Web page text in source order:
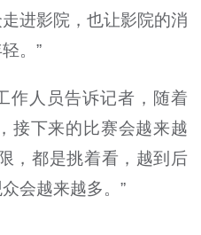
进影院，也让影院的消
。”
作人员告诉记者，随着
接下来的比赛会越来越
，都是挑着看，越到后
会越来越多。”